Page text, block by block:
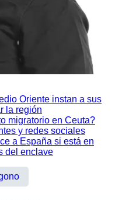
Oriente instan a sus
la región
migratorio en Ceuta?
y redes sociales
a España si está en
del enclave